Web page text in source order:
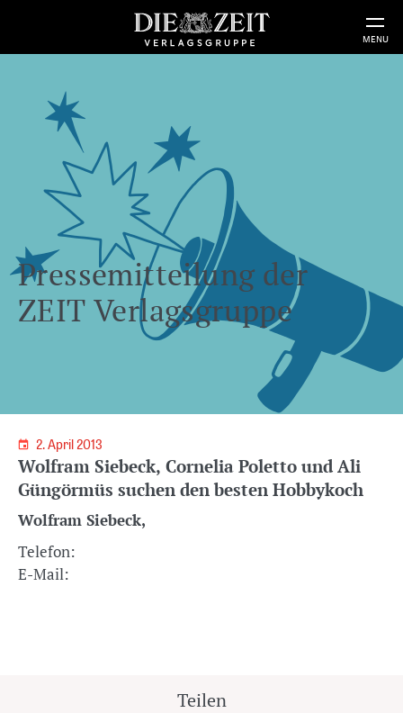
MENU
Pressemitteilung der
ZEIT Verlagsgruppe
2. April 2013
Wolfram Siebeck, Cornelia Poletto und Ali
Güngörmüs suchen den besten Hobbykoch
Wolfram Siebeck,
Telefon:
E-Mail:
Teilen